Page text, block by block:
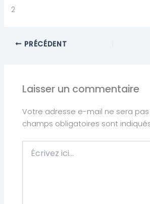
2
PRÉCÉDENT
Laisser un commentaire
Votre adresse e-mail ne sera pas
champs obligatoires sont
ici…